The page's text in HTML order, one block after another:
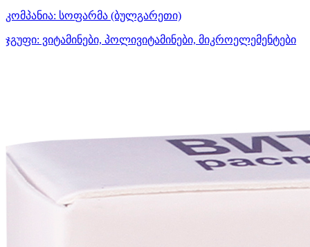
კომპანია: სოფარმა (ბულგარეთი)
ჯგუფი: ვიტამინები, პოლივიტამინები, მიკროელემენტები